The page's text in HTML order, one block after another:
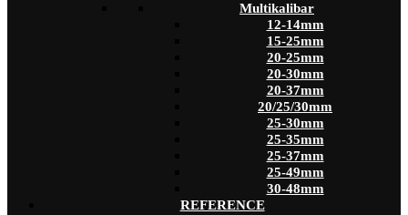
Multikalibar
12-14mm
15-25mm
20-25mm
20-30mm
20-37mm
20/25/30mm
25-30mm
25-35mm
25-37mm
25-49mm
30-48mm
REFERENCE